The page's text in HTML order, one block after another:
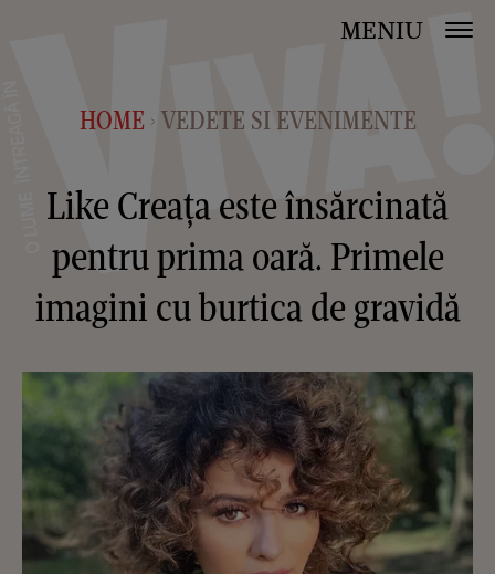
MENIU
HOME > VEDETE SI EVENIMENTE
Like Creața este însărcinată
pentru prima oară. Primele
imagini cu burtica de gravidă